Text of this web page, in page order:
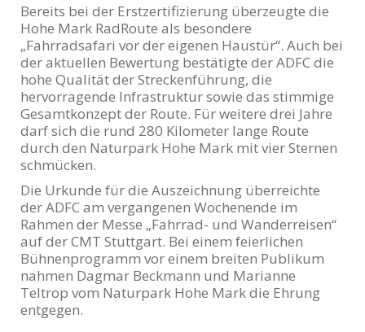
Bereits bei der Erstzertifizierung überzeugte die
Hohe Mark RadRoute als besondere
„Fahrradsafari vor der eigenen Haustür“. Auch bei
der aktuellen Bewertung bestätigte der ADFC die
hohe Qualität der Streckenführung, die
hervorragende Infrastruktur sowie das stimmige
Gesamtkonzept der Route. Für weitere drei Jahre
darf sich die rund 280 Kilometer lange Route
durch den Naturpark Hohe Mark mit vier Sternen
schmücken.
Die Urkunde für die Auszeichnung überreichte
der ADFC am vergangenen Wochenende im
Rahmen der Messe „Fahrrad- und Wanderreisen“
auf der CMT Stuttgart. Bei einem feierlichen
Bühnenprogramm vor einem breiten Publikum
nahmen Dagmar Beckmann und Marianne
Teltrop vom Naturpark Hohe Mark die Ehrung
entgegen.